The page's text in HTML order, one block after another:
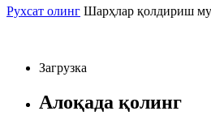
Рухсат олинг Шарҳлар қолдириш
Загрузка
Алоқада қолинг